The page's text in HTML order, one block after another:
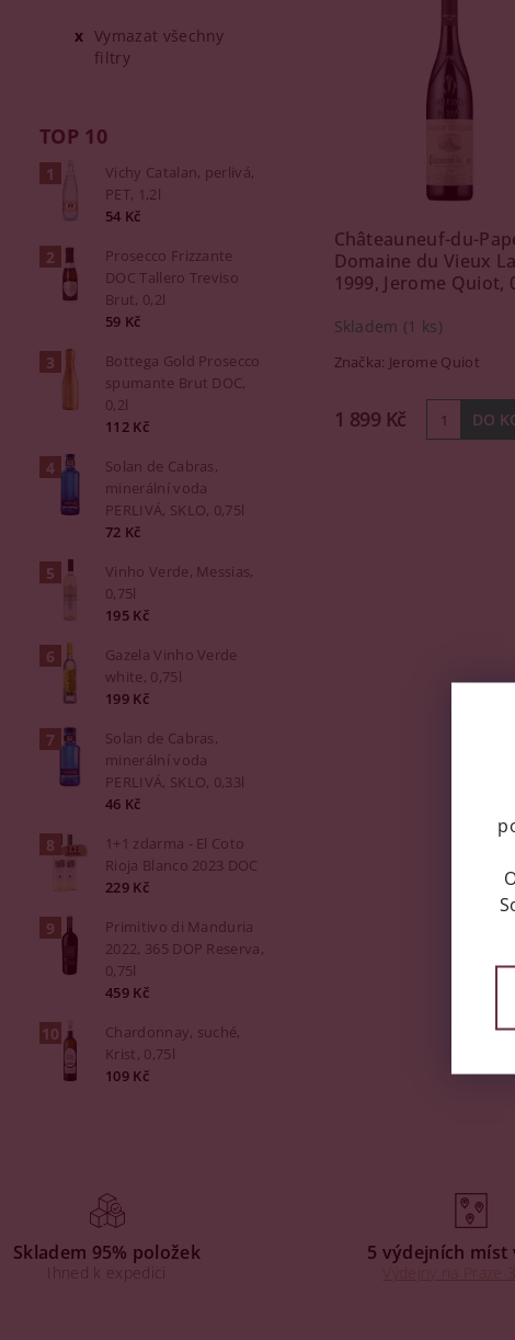
Vymazat všechny
filtry
TOP 10
Vichy Catalan, perlivá,
PET, 1,2l
54 Kč
Prosecco Frizzante
DOC Tallero Treviso
Brut, 0,2l
59 Kč
Bottega Gold Prosecco
spumante Brut DOC,
0,2l
112 Kč
Solan de Cabras,
minerální voda
PERLIVÁ, SKLO, 0,75l
72 Kč
Vinho Verde, Messias,
0,75l
195 Kč
Gazela Vinho Verde
white, 0,75l
199 Kč
Solan de Cabras,
minerální voda
PERLIVÁ, SKLO, 0,33l
46 Kč
1+1 zdarma - El Coto
Rioja Blanco 2023 DOC
229 Kč
Primitivo di Manduria
2022, 365 DOP Reserva,
0,75l
459 Kč
Chardonnay, suché,
Krist, 0,75l
109 Kč
Châteauneuf-du-
Domaine du Vieux
1999, Jerome Quiot,
Skladem (1 ks)
Značka: Jerome Quiot
1 899 Kč
Skladem 95% položek
Ihned k expedici
5 výdejních míst
Výdejny na Praze